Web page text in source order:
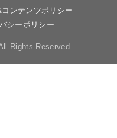
ンテンツポリシー
シーポリシー
Rights Reserved.